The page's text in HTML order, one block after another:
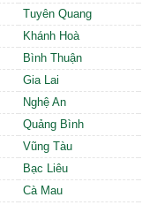
Tuyên Quang
Khánh Hoà
Bình Thuận
Gia Lai
Nghệ An
Quảng Bình
Vũng Tàu
Bạc Liêu
Cà Mau